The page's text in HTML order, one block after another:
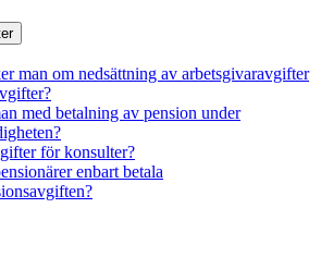
man om nedsättning av arbetsgivaravgifter
med betalning av pension under
för konsulter?
enbart betala